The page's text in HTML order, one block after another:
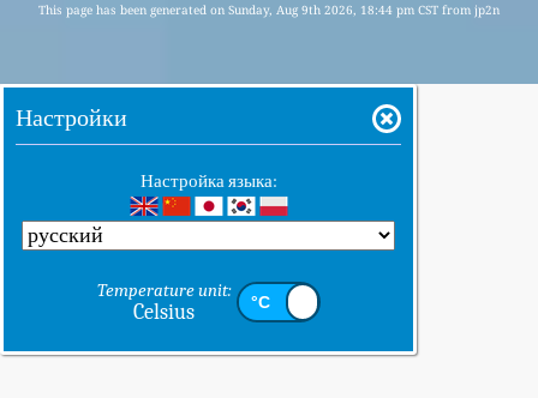
This page has been generated on Sunday, Aug 9th 2026, 18:44 pm CST from jp2n
Настройки
Настройка языка:
Temperature unit:
Celsius